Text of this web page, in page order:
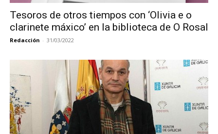
Tesoros de otros tiempos con ‘Olivia e o
clarinete máxico’ en la biblioteca de O Rosal
Redacción - 31/03/2022